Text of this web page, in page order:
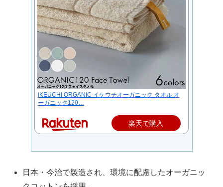
IKEUCHI ORGANIC イケウチオーガニック タオル オ
ーガニック120…
楽天で購入
日本・今治で製造され、環境に配慮したオーガニッ